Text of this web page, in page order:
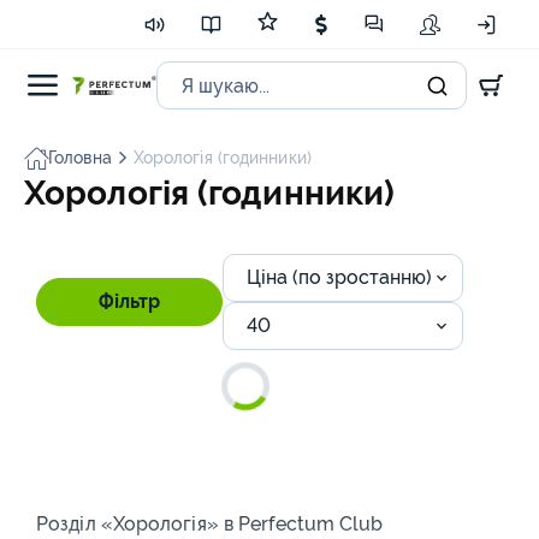
Головна Хорологія (годинники)
Хорологія (годинники)
Фільтр
Ціна (по зростанню)
40
Розділ «Хорологія» в Perfectum Club